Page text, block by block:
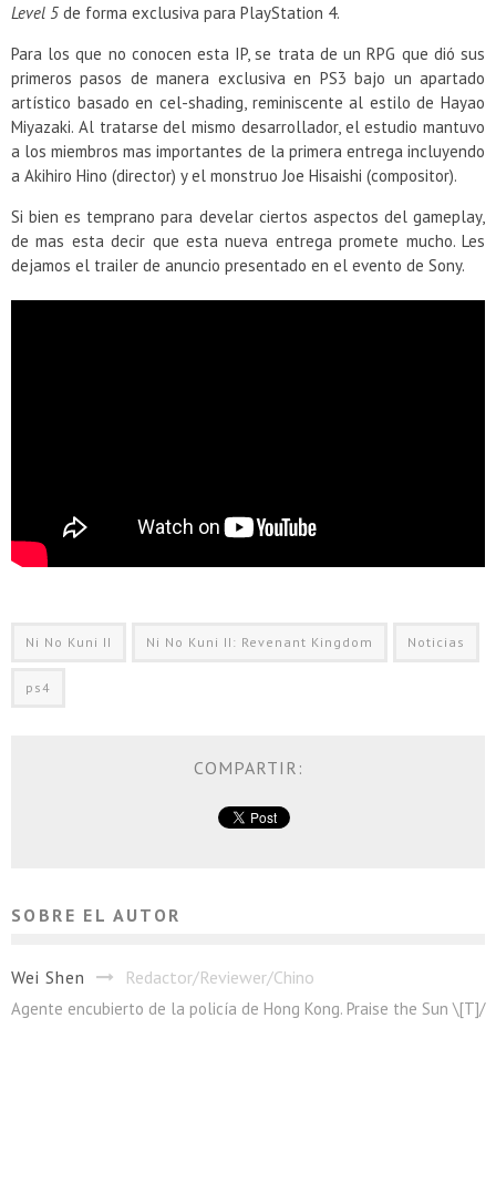
Level 5 de forma exclusiva para PlayStation 4.
Para los que no conocen esta IP, se trata de un RPG que dió sus
primeros pasos de manera exclusiva en PS3 bajo un apartado
artístico basado en cel-shading, reminiscente al estilo de Hayao
Miyazaki. Al tratarse del mismo desarrollador, el estudio mantuvo
a los miembros mas importantes de la primera entrega incluyendo
a Akihiro Hino (director) y el monstruo Joe Hisaishi (compositor).
Si bien es temprano para develar ciertos aspectos del gameplay,
de mas esta decir que esta nueva entrega promete mucho. Les
dejamos el trailer de anuncio presentado en el evento de Sony.
Ni No Kuni II Ni No Kuni II: Revenant Kingdom Noticias
ps4
COMPARTIR:
SOBRE EL AUTOR
Wei Shen Redactor/Reviewer/Chino
Agente encubierto de la policía de Hong Kong. Praise the Sun \[T]/